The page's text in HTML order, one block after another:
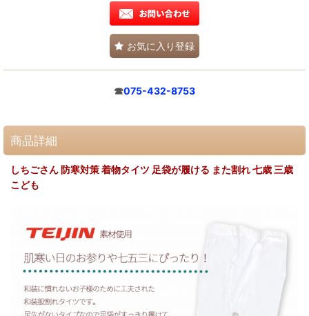
お気に入り登録
☎075-432-8753
商品詳細
しちごさん 防寒対策 着物タイツ 足袋が履ける また割れ 七歳 三歳
こども